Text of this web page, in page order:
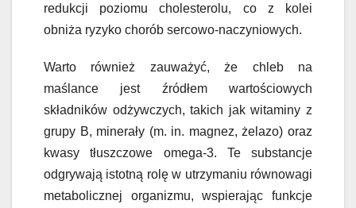
redukcji poziomu cholesterolu, co z kolei
obniża ryzyko chorób sercowo-naczyniowych.
Warto również zauważyć, że chleb na
maślance jest źródłem wartościowych
składników odżywczych, takich jak witaminy z
grupy B, minerały (m. in. magnez, żelazo) oraz
kwasy tłuszczowe omega-3. Te substancje
odgrywają istotną rolę w utrzymaniu równowagi
metabolicznej organizmu, wspierając funkcje